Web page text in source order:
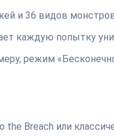
и 36 видов
каждую попытку
режим
Breach или